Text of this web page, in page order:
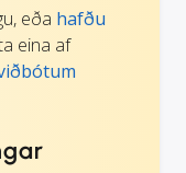
eða hafðu
eina af